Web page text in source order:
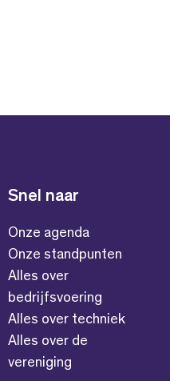
Snel naar
Onze agenda
Onze standpunten
Alles over
bedrijfsvoering
Alles over techniek
Alles over de
vereniging